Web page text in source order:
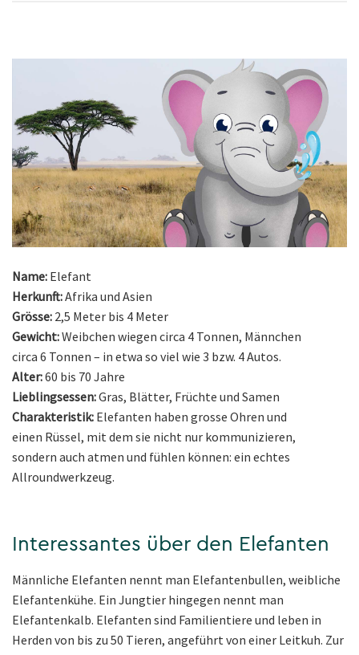
Name: Elefant
Herkunft:Afrika und Asien
Grösse: 2,5 Meter bis 4 Meter
Gewicht:Weibchen wiegen circa 4 Tonnen, Männchen
circa 6 Tonnen – in etwa so viel wie 3 bzw. 4 Autos.
Alter:60 bis 70 Jahre
Lieblingsessen:Gras, Blätter, Früchte und Samen
Charakteristik: Elefanten haben grosse Ohren und
einen Rüssel, mit dem sie nicht nur kommunizieren,
sondern auch atmen und fühlen können: ein echtes
Allroundwerkzeug.
Interessantes über den Elefanten
Männliche Elefanten nennt man Elefantenbullen, weibliche
Elefantenkühe. Ein Jungtier hingegen nennt man
Elefantenkalb. Elefanten sind Familientiere und leben in
Herden von bis zu 50 Tieren, angeführt von einer Leitkuh. Zur